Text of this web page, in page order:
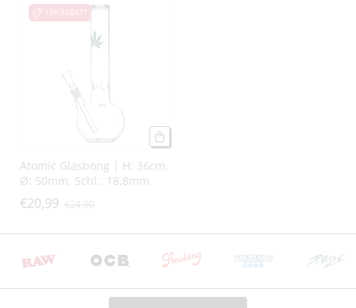
15% RABATT
Atomic Glasbong | H: 36cm,
Ø: 50mm, Schl.: 18,8mm
€20,99 €24,90